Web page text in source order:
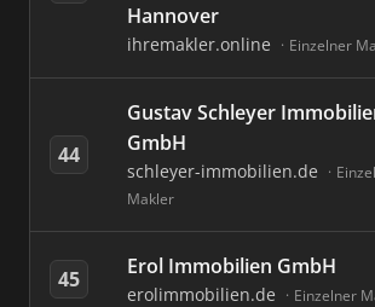
Hannover
ihremakler.online Einzelner
44
Gustav Schleyer
GmbH
schleyer-immobilien.de
Makler
45 Erol Immobilien GmbH
erolimmobilien.de Einzelner